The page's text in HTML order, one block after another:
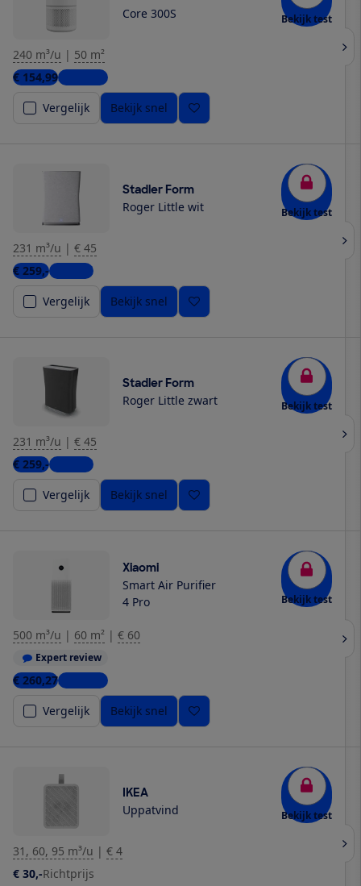
Core 300S Bekijk test
240 m³/u | 50 m²
€ 154,993 winkels
Vergelijk
Bekijk snel
Stadler Form
Roger Little wit Bekijk test
231 m³/u | € 45
€ 259,-1 winkel
Vergelijk
Bekijk snel
Stadler Form
Roger Little zwart Bekijk test
231 m³/u | € 45
€ 259,-1 winkel
Vergelijk
Bekijk snel
Xiaomi
Smart Air Purifier
4 Pro
Bekijk test
500 m³/u | 60 m² | € 60
Expert review
€ 260,272 winkels
Vergelijk
Bekijk snel
IKEA
Uppatvind Bekijk test
31, 60, 95 m³/u | € 4
€ 30,-Richtprijs